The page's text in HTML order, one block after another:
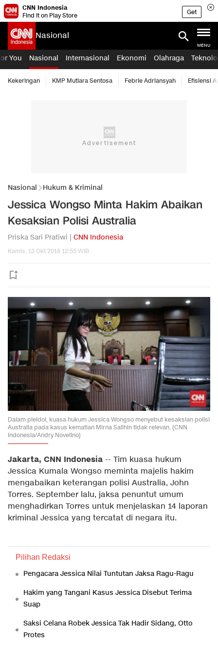
CNN Indonesia
Find it on Play Store
Get
Nasional
MENU
You Nasional Internasional Ekonomi Olahraga
Kekeringan KMP Mutiara Sentosa Febrie Adriansyah Efisiensi
Nasional Hukum & Kriminal
Jessica Wongso Minta Hakim Abaikan
Kesaksian Polisi Australia
Priska Sari Pratiwi | CNN Indonesia
Kamis, 13 Okt 2016 12:55 WIB
Dalam pleidoi, kuasa hukum Jessica Wongso menyebut kesaksian polisi
Australia pada kasus kematian Mirna Salihin tidak relevan. (CNN
Indonesia/Andry Novelino)
Jakarta, CNN Indonesia -- Tim kuasa hukum
Jessica Kumala Wongso meminta majelis hakim
mengabaikan keterangan polisi Australia, John
Torres. September lalu, jaksa penuntut umum
menghadirkan Torres untuk menjelaskan 14 laporan
kriminal Jessica yang tercatat di negara itu.
Pilihan Redaksi
Pengacara Jessica Nilai Tuntutan Jaksa Ragu-Ragu
Hakim yang Tangani Kasus Jessica Disebut Terima
Suap
Saksi Celana Robek Jessica Tak Hadir Sidang, Otto
Protes